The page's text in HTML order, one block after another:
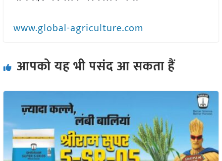
www.global-agriculture.com
आपको यह भी पसंद आ सकता हैं